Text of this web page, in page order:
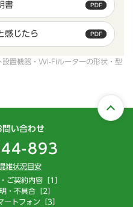
書
感じたら
置機器・Wi-Fiルーターの形状・型
問い合わせ
893
雑状況目安
ご契約内容［1］
・不具合［2］
トフォン［3］